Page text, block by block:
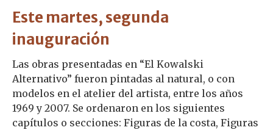
Este martes, segunda
inauguración
Las obras presentadas en “El Kowalski
Alternativo” fueron pintadas al natural, o con
modelos en el atelier del artista, entre los años
1969 y 2007. Se ordenaron en los siguientes
capítulos o secciones: Figuras de la costa, Figuras